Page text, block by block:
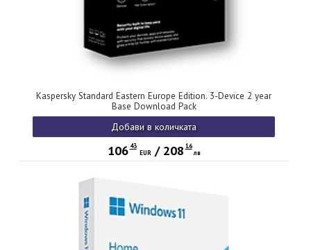
Kaspersky Standard Eastern Europe Edition. 3-Device 2 year
Base Download Pack
Добави в количката
106 43
EUR/ 208 16
лв